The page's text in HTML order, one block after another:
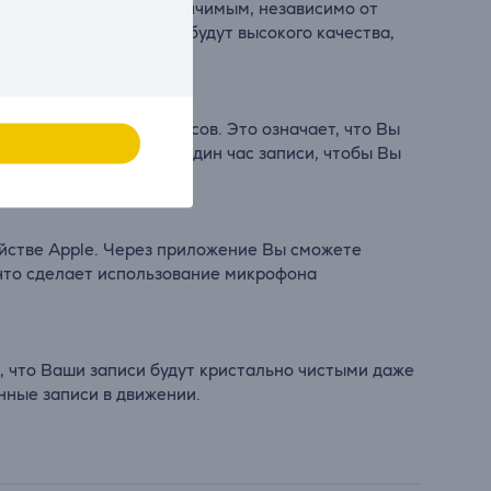
четким и ясно различимым, независимо от
записи всегда будут высокого качества,
добавляет еще 18 часов. Это означает, что Вы
добавит еще один час записи, чтобы Вы
Apple. Через приложение Вы сможете
сделает использование микрофона
Ваши записи будут кристально чистыми даже
записи в движении.